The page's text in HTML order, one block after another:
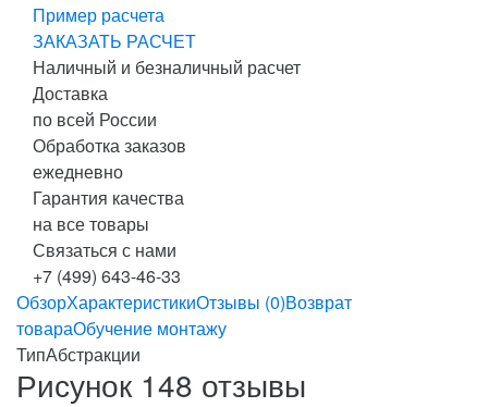
Пример расчета
ЗАКАЗАТЬ РАСЧЕТ
Наличный и безналичный расчет
Доставка
по всей России
Обработка заказов
ежедневно
Гарантия качества
на все товары
Связаться с нами
+7 (499) 643-46-33
ОбзорХарактеристикиОтзывы (0)Возврат
товараОбучение монтажу
ТипАбстракции
Рисунок 148 отзывы